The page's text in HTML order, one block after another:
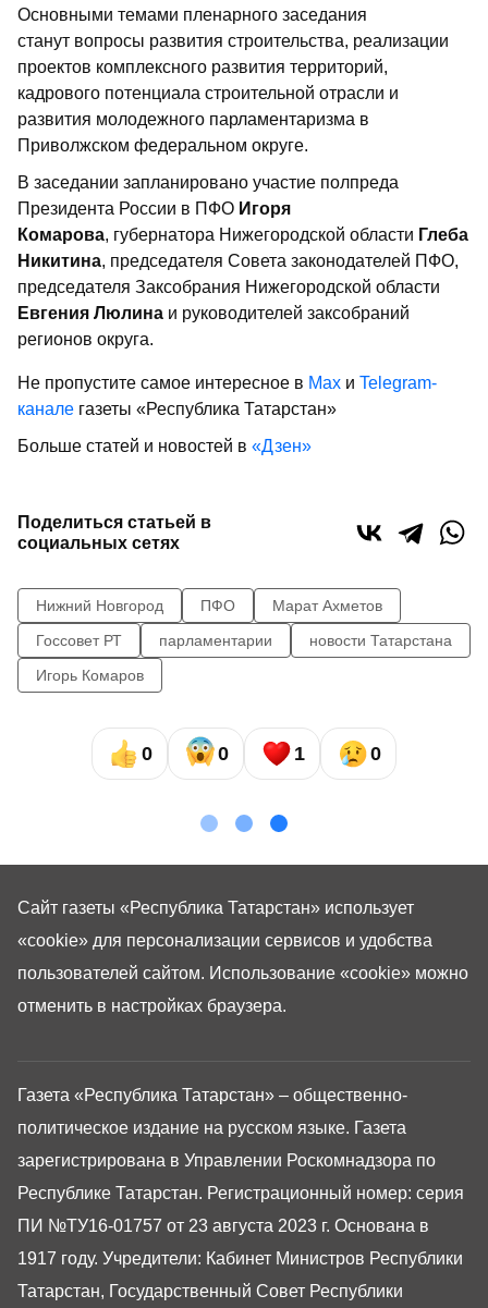
Основными темами пленарного заседания
станут вопросы развития строительства, реализации
проектов комплексного развития территорий,
кадрового потенциала строительной отрасли и
развития молодежного парламентаризма в
Приволжском федеральном округе.
В заседании запланировано участие полпреда
Президента России в ПФО Игоря
Комарова, губернатора Нижегородской области Глеба
Никитина, председателя Совета законодателей ПФО,
председателя Заксобрания Нижегородской области
Евгения Люлина и руководителей заксобраний
регионов округа.
Не пропустите самое интересное в Max и Telegram-
канале газеты «Республика Татарстан»
Больше статей и новостей в «Дзен»
Поделиться статьей в
социальных сетях
Нижний Новгород ПФО
Марат Ахметов
Госсовет РТ
парламентарии
новости Татарстана
Игорь Комаров
0 0 1 0
Газета «Республика Татарстан» – общественно-
политическое издание на русском языке. Газета
зарегистрирована в Управлении Роскомнадзора по
Республике Татарстан. Регистрационный номер: серия
ПИ №ТУ16-01757 от 23 августа 2023 г. Основана в
1917 году. Учредители: Кабинет Министров Республики
Татарстан, Государственный Совет Республики
Сайт газеты «Республика Татарстан» использует
«cookie» для персонализации сервисов и удобства
пользователей сайтом. Использование «cookie» можно
отменить в настройках браузера.